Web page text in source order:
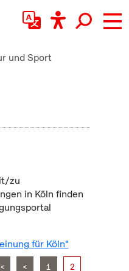
und Sport
zu
in Köln finden
für Köln"
< 1 2